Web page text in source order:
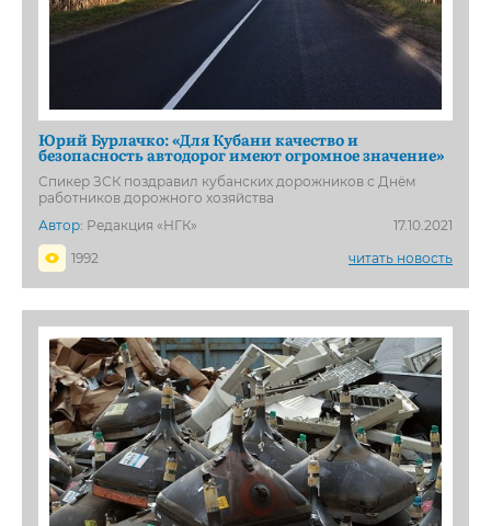
Юрий Бурлачко: «Для Кубани качество и
безопасность автодорог имеют огромное значение»
Спикер ЗСК поздравил кубанских дорожников с Днём
работников дорожного хозяйства
Автор: Редакция «НГК»
17.10.2021
1992
читать новость